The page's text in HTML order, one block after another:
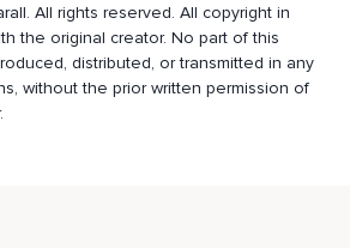
leben,
werden.
All rights reserved. All copyright in
the original creator. No part of this
distributed, or transmitted in any
without the prior written permission of